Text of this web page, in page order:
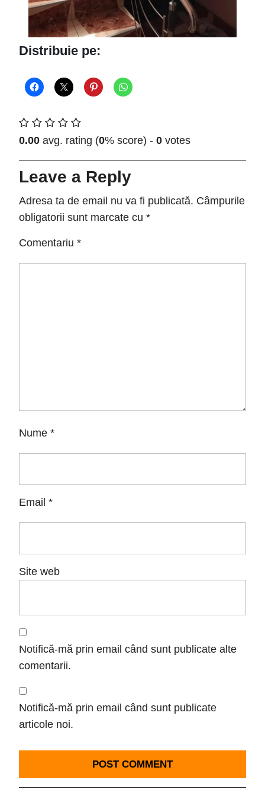
Distribuie pe:
0.00 avg. rating (0% score) - 0 votes
Leave a Reply
Adresa ta de email nu va fi publicată. Câmpurile
obligatorii sunt marcate cu *
Comentariu *
Nume *
Email *
Site web
Notifică-mă prin email când sunt publicate alte
comentarii.
Notifică-mă prin email când sunt publicate
articole noi.